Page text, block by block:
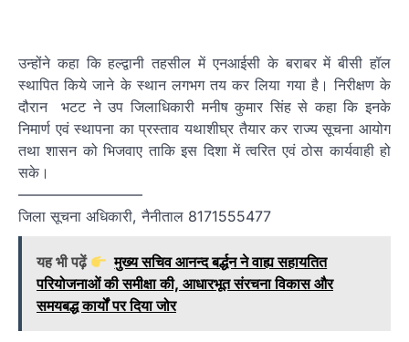
उन्होंने कहा कि हल्द्वानी तहसील में एनआईसी के बराबर में बीसी हॉल
स्थापित किये जाने के स्थान लगभग तय कर लिया गया है। निरीक्षण के
दौरान भटट ने उप जिलाधिकारी मनीष कुमार सिंह से कहा कि इनके
निमार्ण एवं स्थापना का प्रस्ताव यथाशीघ्र तैयार कर राज्य सूचना आयोग
तथा शासन को भिजवाए ताकि इस दिशा में त्वरित एवं ठोस कार्यवाही हो
सके।
————————–
जिला सूचना अधिकारी, नैनीताल 8171555477
यह भी पढ़ें
मुख्य सचिव आनन्द बर्द्धन ने वाह्य सहायतित
परियोजनाओं की समीक्षा की, आधारभूत संरचना विकास और
समयबद्ध कार्यों पर दिया जोर